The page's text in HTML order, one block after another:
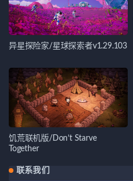
异星探险家/星球探索者v1.29.103
饥荒联机版/Don’t Starve
Together
联系我们